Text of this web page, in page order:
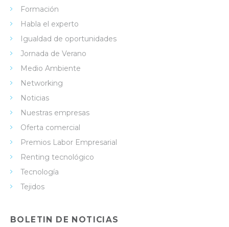
Formación
Habla el experto
Igualdad de oportunidades
Jornada de Verano
Medio Ambiente
Networking
Noticias
Nuestras empresas
Oferta comercial
Premios Labor Empresarial
Renting tecnológico
Tecnología
Tejidos
BOLETIN DE NOTICIAS